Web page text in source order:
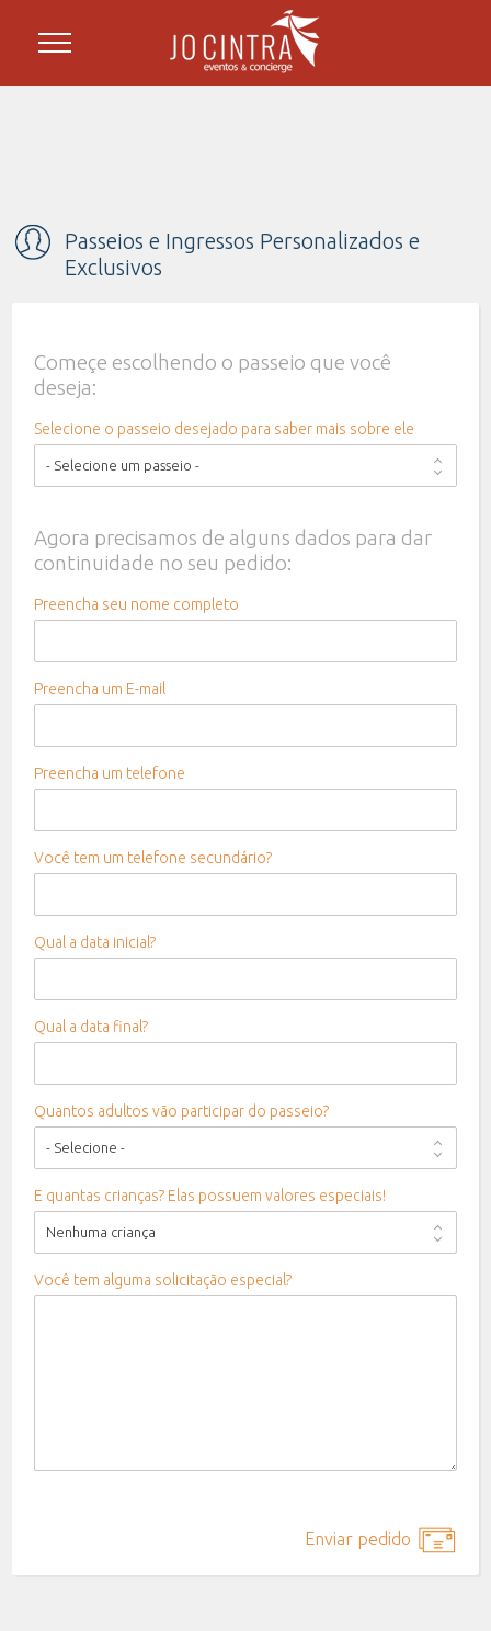
Passeios e Ingressos Personalizados e
Exclusivos
Começe escolhendo o passeio que você
deseja:
Selecione o passeio desejado para saber mais sobre ele
Agora precisamos de alguns dados para dar
continuidade no seu pedido:
Preencha seu nome completo
Preencha um E-mail
Preencha um telefone
Você tem um telefone secundário?
Qual a data inicial?
Qual a data final?
Quantos adultos vão participar do passeio?
E quantas crianças? Elas possuem valores especiais!
Você tem alguma solicitação especial?